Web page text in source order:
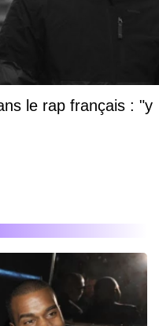
le rap français : "y